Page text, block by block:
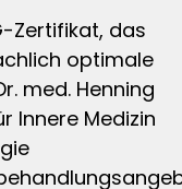
Zertifikat, das
optimale
med. Henning
Innere Medizin